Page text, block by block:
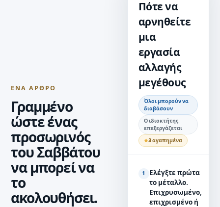
ΈΝΑ ΆΡΘΡΟ
Γραμμένο
ώστε ένας
προσωρινός
του Σαββάτου
να μπορεί να
το
ακολουθήσει.
Πότε να
αρνηθείτε
μια
εργασία
αλλαγής
μεγέθους
Όλοι μπορούν να
διαβάσουν
Ο ιδιοκτήτης
επεξεργάζεται
3 αγαπημένα
1
Ελέγξτε πρώτα
το μέταλλο.
Επιχρυσωμένο,
επιχρισμένο ή